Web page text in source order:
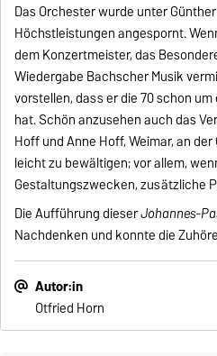
Das Orchester wurde unter
Höchstleistungen angespornt.
dem Konzertmeister, das
Wiedergabe Bachscher Musik
vorstellen, dass er die 70 schon
hat. Schön anzusehen auch das
Hoff und Anne Hoff, Weimar, an
leicht zu bewältigen; vor allem,
Gestaltungszwecken, zusätzliche
Die Aufführung dieserJohannes-
Nachdenken und konnte die
Autor:in
Otfried Horn